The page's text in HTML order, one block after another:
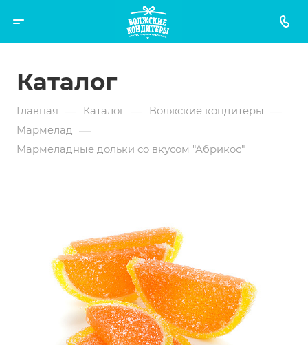
Каталог
Главная — Каталог — Волжские кондитеры —
Мармелад —
Мармеладные дольки со вкусом "Абрикос"